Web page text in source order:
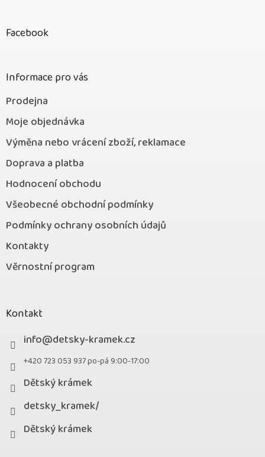
Facebook
Informace pro vás
Prodejna
Moje objednávka
Výměna nebo vrácení zboží, reklamace
Doprava a platba
Hodnocení obchodu
Všeobecné obchodní podmínky
Podmínky ochrany osobních údajů
Kontakty
Věrnostní program
Kontakt
info@detsky-kramek.cz
+420 723 053 937 po-pá 9:00-17:00
Dětský krámek
detsky_kramek/
Dětský krámek